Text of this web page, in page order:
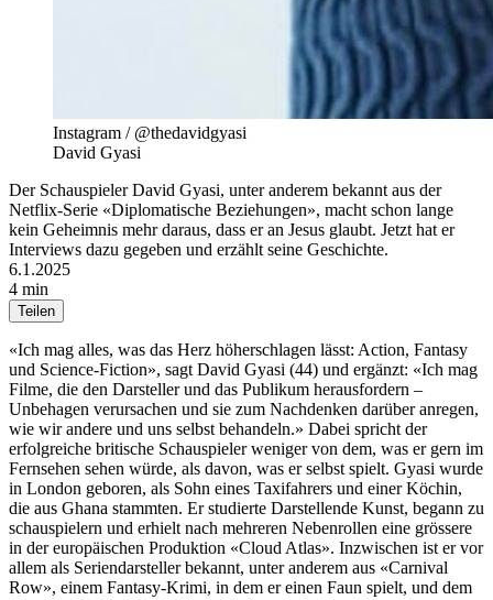
Instagram / @thedavidgyasi
David Gyasi
Der Schauspieler David Gyasi, unter anderem bekannt aus der
Netflix-Serie «Diplomatische Beziehungen», macht schon lange
kein Geheimnis mehr daraus, dass er an Jesus glaubt. Jetzt hat er
Interviews dazu gegeben und erzählt seine Geschichte.
6.1.2025
4 min
Teilen
«Ich mag alles, was das Herz höherschlagen lässt: Action, Fantasy
und Science-Fiction», sagt David Gyasi (44) und ergänzt: «Ich mag
Filme, die den Darsteller und das Publikum herausfordern –
Unbehagen verursachen und sie zum Nachdenken darüber anregen,
wie wir andere und uns selbst behandeln.» Dabei spricht der
erfolgreiche britische Schauspieler weniger von dem, was er gern im
Fernsehen sehen würde, als davon, was er selbst spielt. Gyasi wurde
in London geboren, als Sohn eines Taxifahrers und einer Köchin,
die aus Ghana stammten. Er studierte Darstellende Kunst, begann zu
schauspielern und erhielt nach mehreren Nebenrollen eine grössere
in der europäischen Produktion «Cloud Atlas». Inzwischen ist er vor
allem als Seriendarsteller bekannt, unter anderem aus «Carnival
Row», einem Fantasy-Krimi, in dem er einen Faun spielt, und dem